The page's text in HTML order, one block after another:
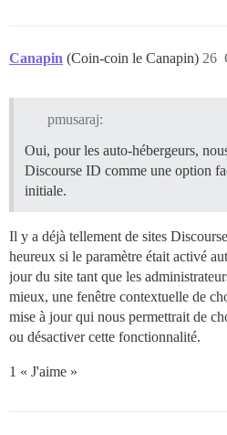
Canapin (Coin-coin le Canapin) 26
pmusaraj:
Oui, pour les auto-hébergeurs,
Discourse ID comme une option
initiale.
Il y a déjà tellement de sites
heureux si le paramètre était activé
jour du site tant que les
mieux, une fenêtre contextuelle de
mise à jour qui nous permettrait de
ou désactiver cette fonctionnalité.
1 « J'aime »